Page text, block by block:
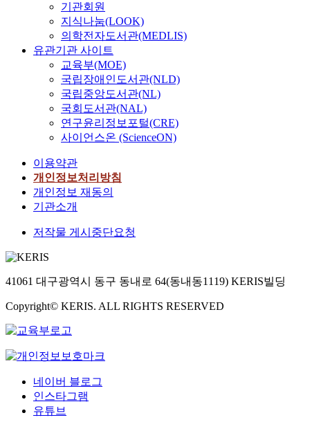
기관회원
지식나눔(LOOK)
의학전자도서관(MEDLIS)
유관기관 사이트
교육부(MOE)
국립장애인도서관(NLD)
국립중앙도서관(NL)
국회도서관(NAL)
연구윤리정보포털(CRE)
사이언스온 (ScienceON)
이용약관
개인정보처리방침
개인정보 재동의
기관소개
저작물 게시중단요청
41061 대구광역시 동구 동내로 64(동내동1119) KERIS빌딩
Copyright© KERIS. ALL RIGHTS RESERVED
네이버 블로그
인스타그램
유튜브